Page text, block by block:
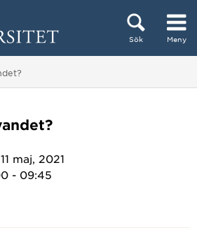
Sök Meny
maj, 2021
- 09:45